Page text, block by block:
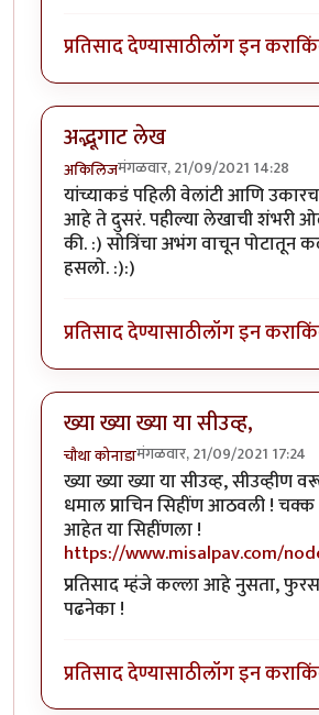
प्रतिसाद देण्यासाठीलॉग इन करा
अद्भूगाट लेख
अकिलिजमंगळवार, 21/09/2021 14:28
यांच्याकडं पहिली वेलांटी आणि
आहे ते दुसरं. पहील्या लेखाची शंभरी
की. :) सोत्रिंचा अभंग वाचून पोटातून
हसलो. :):)
प्रतिसाद देण्यासाठीलॉग इन करा
ख्या ख्या ख्या या सीउव्ह,
चौथा कोनाडामंगळवार, 21/09/2021 17:24
ख्या ख्या ख्या या सीउव्ह, सीउव्हीण
धमाल प्राचिन सिहींण आठवली ! चक्क
आहेत या सिहींणला !
https://www.misalpav.com/
प्रतिसाद म्हंजे कल्ला आहे नुसता,
पढनेका !
प्रतिसाद देण्यासाठीलॉग इन करा